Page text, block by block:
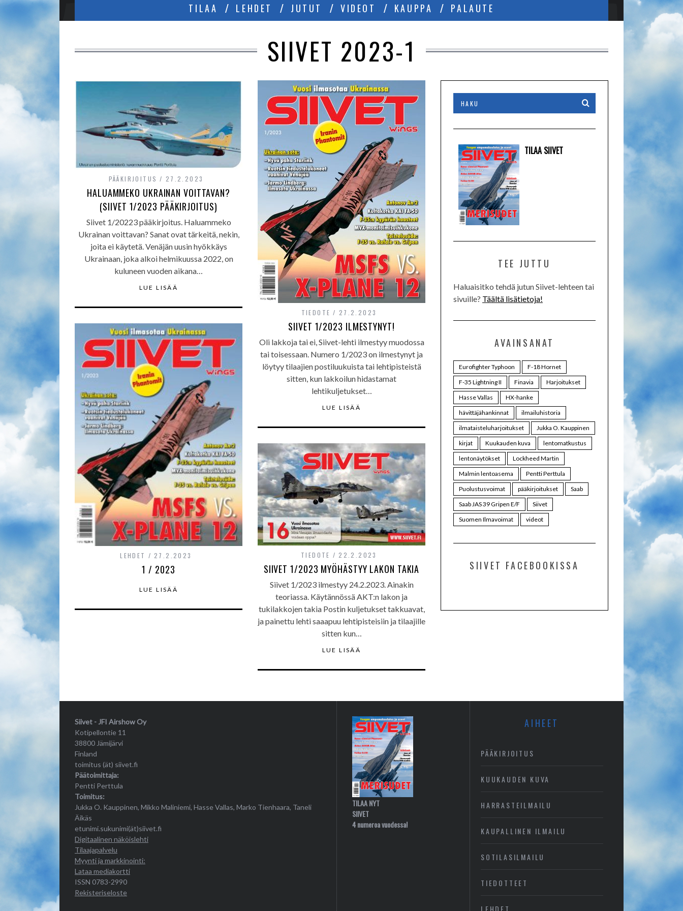
TILAA LEHDET JUTUT VIDEOT KAUPPA PALAUTE
SIIVET 2023-1
PÄÄKIRJOITUS 27.2.2023
HALUAMMEKO UKRAINAN VOITTAVAN?
(SIIVET 1/2023 PÄÄKIRJOITUS)
Siivet 1/20223 pääkirjoitus. Haluammeko
Ukrainan voittavan? Sanat ovat tärkeitä, nekin,
joita ei käytetä. Venäjän uusin hyökkäys
Ukrainaan, joka alkoi helmikuussa 2022, on
kuluneen vuoden aikana…
LUE LISÄÄ
TIEDOTE 27.2.2023
SIIVET 1/2023 ILMESTYNYT!
Oli lakkoja tai ei, Siivet-lehti ilmestyy muodossa
tai toisessaan. Numero 1/2023 on ilmestynyt ja
löytyy tilaajien postiluukuista tai lehtipisteistä
sitten, kun lakkoilun hidastamat
lehtikuljetukset…
LUE LISÄÄ
LEHDET 27.2.2023
1 / 2023
LUE LISÄÄ
TIEDOTE 22.2.2023
SIIVET 1/2023 MYÖHÄSTYY LAKON TAKIA
Siivet 1/2023 ilmestyy 24.2.2023. Ainakin
teoriassa. Käytännössä AKT:n lakon ja
tukilakkojen takia Postin kuljetukset takkuavat,
ja painettu lehti saaapuu lehtipisteisiin ja tilaajille
sitten kun…
LUE LISÄÄ
TILAA SIIVET
TEE JUTTU
Haluaisitko tehdä jutun Siivet-lehteen tai
sivuille? Täältä lisätietoja!
AVAINSANAT
Eurofighter Typhoon
F-18 Hornet
F-35 Lightning II
Finavia
Harjoitukset
Hasse Vallas
HX-hanke
hävittäjähankinnat
ilmailuhistoria
ilmataisteluharjoitukset
Jukka O. Kauppinen
kirjat
Kuukauden kuva
lentomatkustus
lentonäytökset
Lockheed Martin
Malmin lentoasema
Pentti Perttula
Puolustusvoimat
pääkirjoitukset
Saab
Saab JAS 39 Gripen E/F
Siivet
Suomen Ilmavoimat
videot
SIIVET FACEBOOKISSA
Siivet - JFI Airshow Oy
Kotipellontie 11
38800 Jämijärvi
Finland
toimitus (ät) siivet.fi
Päätoimittaja:
Pentti Perttula
Toimitus:
Jukka O. Kauppinen, Mikko Maliniemi, Hasse Vallas, Marko Tienhaara, Taneli
Äikäs
etunimi.sukunimi(ät)siivet.fi
Digitaalinen näköislehti
Tilaajapalvelu
Myynti ja markkinointi:
Lataa mediakortti
ISSN 0783-2990
Rekisteriseloste
TILAA NYT
SIIVET
4 numeroa vuodessa!
AIHEET
PÄÄKIRJOITUS
KUUKAUDEN KUVA
HARRASTEILMAILU
KAUPALLINEN ILMAILU
SOTILASILMAILU
TIEDOTTEET
LEHDET